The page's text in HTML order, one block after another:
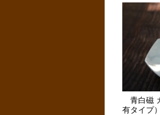
青白磁
有タイプ）